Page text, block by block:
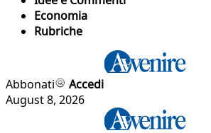
Economia
Rubriche
Abbonati
Accedi
August 8, 2026